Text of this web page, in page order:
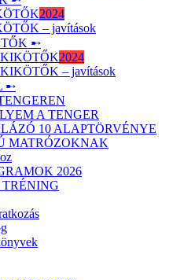
2024
– javítások
➸
2024
– javítások
➸
A TENGER
10 ALAPTÖRVÉNYE
MATRÓZOKNAK
2026